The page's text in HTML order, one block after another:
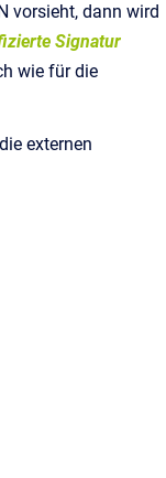
vorsieht, dann wird
Signatur
wie für die
externen